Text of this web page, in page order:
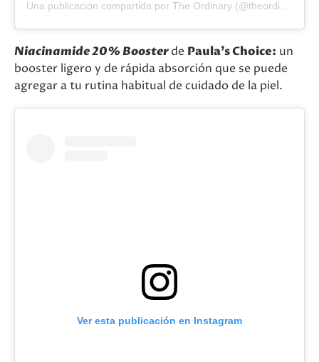
Niacinamide 20% Boosterde Paula’s Choice: un
booster ligero y de rápida absorción que se puede
agregar a tu rutina habitual de cuidado de la piel.
Ver esta publicación en Instagram